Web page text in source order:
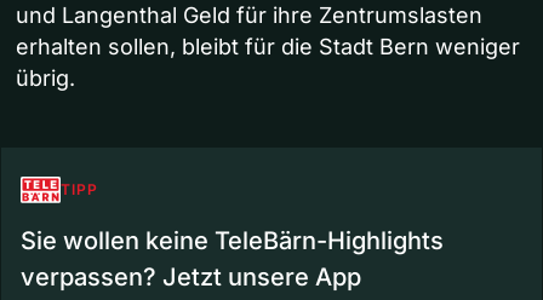
und Langenthal Geld für ihre Zentrumslasten
erhalten sollen, bleibt für die Stadt Bern weniger
übrig.
TIPP
Sie wollen keine TeleBärn-Highlights
verpassen? Jetzt unsere App